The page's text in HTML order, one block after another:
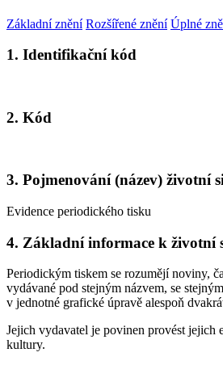
Základní znění Rozšířené znění Úplné
1. Identifikační kód
2. Kód
3. Pojmenování (název) životní
Evidence periodického tisku
4. Základní informace k životní
Periodickým tiskem se rozumějí noviny,
vydávané pod stejným názvem, se
v jednotné grafické úpravě alespoň
Jejich vydavatel je povinen provést jejich
kultury.